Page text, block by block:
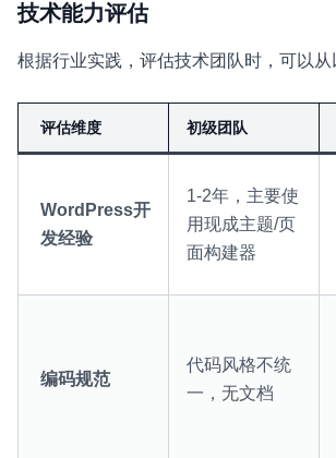
技术能力评估
根据行业实践，评估技术团队时，可以
评估维度 初级团队
WordPress开
发经验
1-2年，主要使
用现成主题/页
面构建器
编码规范
代码风格不统
一，无文档